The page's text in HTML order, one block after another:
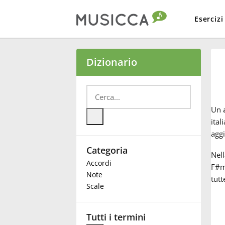
Esercizi
Български
Deutsch
Español
Dizionario
Categoria
Accordi
Note
Scale
Tutti i termini
Un